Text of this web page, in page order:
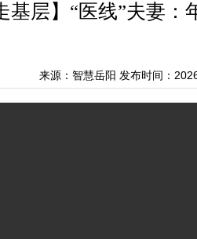
基层】“医线”夫妻
来源： 智慧岳阳 发布时间：